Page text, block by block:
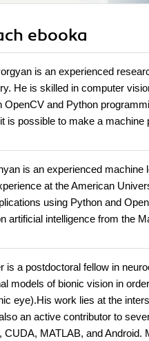
ebooka
is an experienced
He is skilled in computer
OpenCV and Python
is possible to make a
is an experienced machine
at the American
using Python and
artificial intelligence from the
is a postdoctoral fellow in
models of bionic vision in
eye).His work lies at the
an active contributor to
CUDA, MATLAB, and